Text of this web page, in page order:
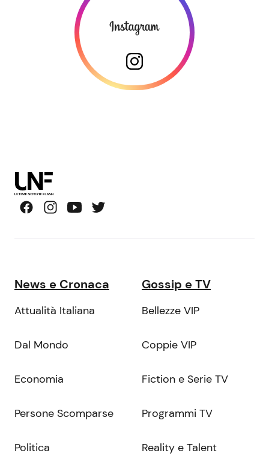
News e Cronaca
Attualità Italiana
Dal Mondo
Economia
Persone Scomparse
Politica
Gossip e TV
Bellezze VIP
Coppie VIP
Fiction e Serie TV
Programmi TV
Reality e Talent